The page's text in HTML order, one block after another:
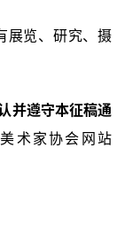
展览、研究、摄
并遵守本征稿通
术家协会网站